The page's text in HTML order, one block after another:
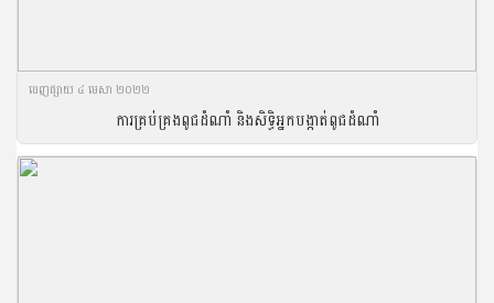
ចេញ​ផ្សាយ​ ៤ មេសា ២០២២
ការគ្រប់គ្រងពូជដំណាំ និងសិទ្ធិអ្នកបង្កាត់ពូជដំណាំ